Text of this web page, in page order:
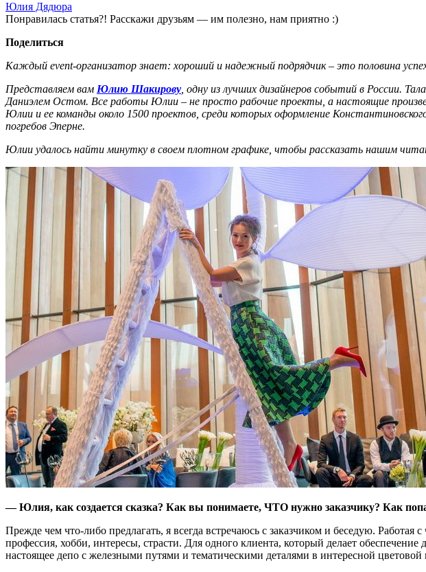
Юлия Дядюра
Понравилась статья?! Расскажи друзьям — им полезно, нам приятно :)
Поделиться
Каждый event-организатор знает: хороший и надежный подрядчик – это половина
Представляем вам Юлию Шакирову, одну из лучших дизайнеров событий в России.
Даниэлем Остом. Все работы Юлии – не просто рабочие проекты, а настоящие
Юлии и ее команды около 1500 проектов, среди которых оформление
погребов Эперне.
Юлии удалось найти минутку в своем плотном графике, чтобы рассказать нашим
— Юлия, как создается сказка? Как вы понимаете, ЧТО нужно заказчику? Как
Прежде чем что-либо предлагать, я всегда встречаюсь с заказчиком и беседую.
профессия, хобби, интересы, страсти. Для одного клиента, который делает
настоящее депо с железными путями и тематическими деталями в интересной цветовой